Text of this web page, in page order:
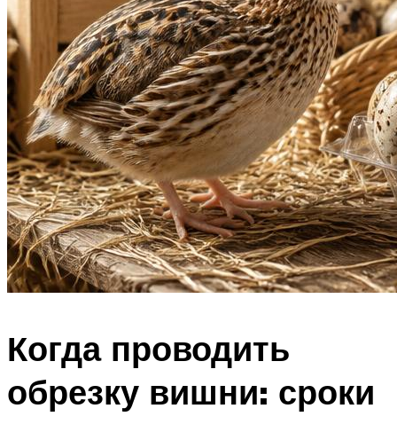
Когда проводить
обрезку вишни: сроки